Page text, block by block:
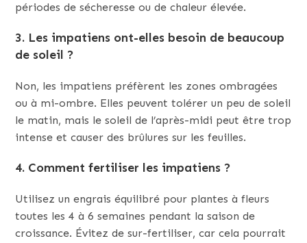
périodes de sécheresse ou de chaleur élevée.
3. Les impatiens ont-elles besoin de beaucoup
de soleil ?
Non, les impatiens préfèrent les zones ombragées
ou à mi-ombre. Elles peuvent tolérer un peu de soleil
le matin, mais le soleil de l’après-midi peut être trop
intense et causer des brûlures sur les feuilles.
4. Comment fertiliser les impatiens ?
Utilisez un engrais équilibré pour plantes à fleurs
toutes les 4 à 6 semaines pendant la saison de
croissance. Évitez de sur-fertiliser, car cela pourrait